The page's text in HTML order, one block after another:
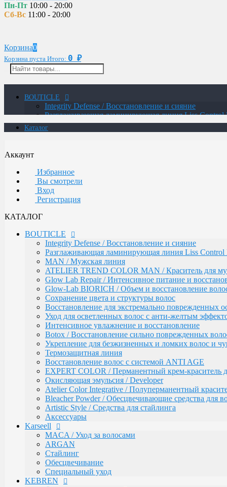
Пн-Пт 10:00 - 20:00
Сб-Вс 11:00 - 20:00
Корзина0
Корзина пуста Итого: 0 ₽
BOUTICLE
Integrity Defense / Восстановление и сияние
Разглаживающая ламинирующая линия Liss Control
MAN / Мужская линия
ATELIER TREND COLOR MAN / Краситель для
Восстановление для экстремально поврежденных
Уход для осветленных волос с анти-желтым
Интенсивное увлажнение и восстановление
Botox / Восстановление сильно поврежденных волос
Укрепление для безжизненных и ломких волос и
EXPERT COLOR / Перманентный крем-краситель
Окисляющая эмульсия / Developer
Atelier Color Integrative / Полуперманентный
Bleacher Powder / Обесцвечивающие средства для
Artistic Style / Средства для стайлинга
Аксессуары
Karseell
MACA / Уход за волосами
ARGAN
Стайлинг
Обесцвечивание
Специальный уход
KEBREN
Окрашивание и уход
COLORTEC / Красители
COLORTEC PERMANENT /
COLORTEC DEMI-PERMANENT /
COLORTEC SUPER-LIGHTENING /
COLORTEC / Крем-окислитель
BLOND FOUNDATION / Обесцвечивающий
EXPERT LINE / Уход
RE:SHAPE / Стайлинг
INCREDIBLE VOLUME / Для объема волос
TOTAL REPAIR / Для восстановления волос
HYDRA THERAPY / Для увлажнения волос
SAVE COLOR / Для окрашенных волос
CONCEPT
CURL MAKER / Химическая завивка
Каталог
Аккаунт
Избранное
Вы смотрели
Вход
Регистрация
КАТАЛОГ
BOUTICLE
Integrity Defense / Восстановление и сияние
Разглаживающая ламинирующая линия Liss Control
MAN / Мужская линия
ATELIER TREND COLOR MAN / Краситель для
Glow Lab Repair / Интенсивное питание и
Glow-Lab BIORICH / Объем и восстановление
Сохранение цвета и структуры волос
Восстановление для экстремально поврежденных
Уход для осветленных волос с анти-желтым
Интенсивное увлажнение и восстановление
Botox / Восстановление сильно поврежденных
Укрепление для безжизненных и ломких волос и
Термозащитная линия
Воcстановление волос с системой ANTI AGE
EXPERT COLOR / Перманентный крем-краситель
Окисляющая эмульсия / Developer
Atelier Color Integrative / Полуперманентный
Bleacher Powder / Обесцвечивающие средства для
Artistic Style / Средства для стайлинга
Аксессуары
Karseell
MACA / Уход за волосами
ARGAN
Стайлинг
Обесцвечивание
Специальный уход
KEBREN